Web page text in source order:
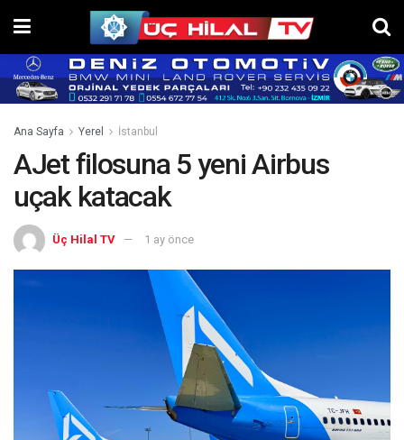
Ana Sayfa Yerel İstanbul
AJet filosuna 5 yeni Airbus
uçak katacak
Üç Hilal TV 1 ay önce